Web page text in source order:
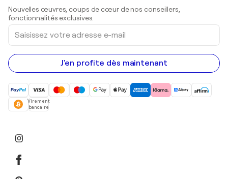
Peintures acryliques
Nouvelles œuvres, coups de cœur de nos conseillers,
fonctionnalités exclusives.
Saisissez
votre
adresse
e-
mail
J'en profite dès maintenant
Virement
bancaire